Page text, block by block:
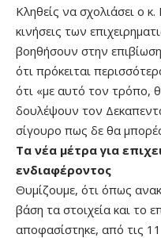
Κληθείς να σχολιάσει ο κ.
κινήσεις των
βοηθήσουν στην
ότι πρόκειται
ότι «με αυτό τον τρόπο,
δουλέψουν τον
σίγουρο πως δε θα
Τα νέα μέτρα για
ενδιαφέροντος
Θυμίζουμε, ότι όπως
βάση τα στοιχεία και το
αποφασίστηκε, από τις